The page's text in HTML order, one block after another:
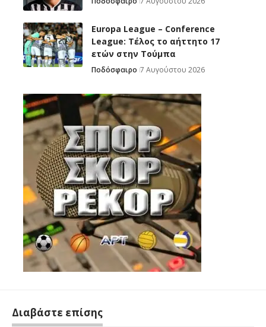
Europa League – Conference
League: Τέλος το αήττητο 17
ετών στην Τούμπα
Ποδόσφαιρο 7 Αυγούστου 2026
Διαβάστε επίσης